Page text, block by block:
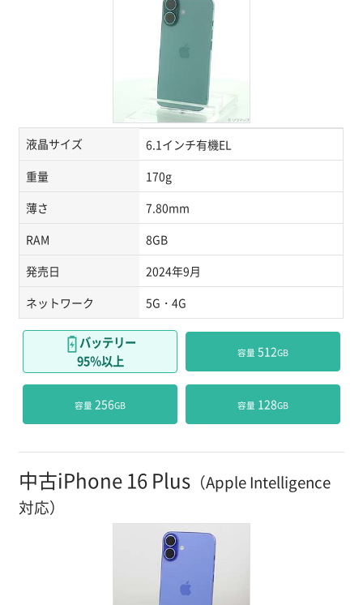
液晶サイズ
6.1インチ有機EL
重量
170g
薄さ
7.80mm
RAM
8GB
発売日
2024年9月
ネットワーク
5G・4G
バッテリー
95％以上
容量 512GB
容量 256GB 容量 128GB
中古iPhone 16 Plus （Apple Intelligence
対応）